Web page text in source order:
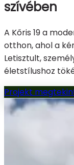
szívében
A Kőris 19 a
otthon, ahol a
Letisztult,
életstílushoz
Projekt